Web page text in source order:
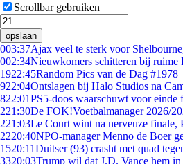
Scrollbar gebruiken
opslaan
003:37Ajax veel te sterk voor
002:34Nieuwkomers schitteren bij ruime
1922:45Random Pics van de Dag #1978
922:04Ontslagen bij Halo Studios na
822:01PS5-doos waarschuwt voor einde
221:30De FOK!Voetbalmanager 2026/
221:03Le Court wint na nerveuze finale,
2220:40NPO-manager Menno de Boer
1520:11Duitser (93) crasht met quad
3320:03Trump wil dat J.D. Vance hem